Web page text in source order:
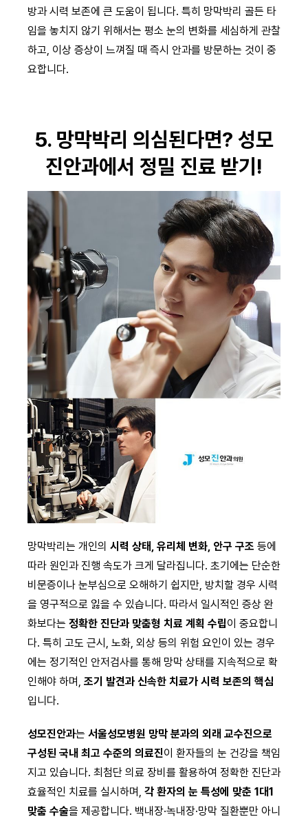
방과 시력 보존에 큰 도움이 됩니다. 특히 망막박리 골든 타
임을 놓치지 않기 위해서는 평소 눈의 변화를 세심하게 관찰
하고, 이상 증상이 느껴질 때 즉시 안과를 방문하는 것이 중
요합니다.
5. 망막박리 의심된다면? 성모
진안과에서 정밀 진료 받기!
망막박리는 개인의 시력 상태, 유리체 변화, 안구 구조 등에
따라 원인과 진행 속도가 크게 달라집니다. 초기에는 단순한
비문증이나 눈부심으로 오해하기 쉽지만, 방치할 경우 시력
을 영구적으로 잃을 수 있습니다. 따라서 일시적인 증상 완
화보다는 정확한 진단과 맞춤형 치료 계획 수립이 중요합니
다. 특히 고도 근시, 노화, 외상 등의 위험 요인이 있는 경우
에는 정기적인 안저검사를 통해 망막 상태를 지속적으로 확
인해야 하며, 조기 발견과 신속한 치료가 시력 보존의 핵심
입니다.
성모진안과는 서울성모병원 망막 분과의 외래 교수진으로
구성된 국내 최고 수준의 의료진이 환자들의 눈 건강을 책임
지고 있습니다. 최첨단 의료 장비를 활용하여 정확한 진단과
효율적인 치료를 실시하며, 각 환자의 눈 특성에 맞춘 1대1
맞춤 수술을 제공합니다. 백내장·녹내장·망막 질환뿐만 아니